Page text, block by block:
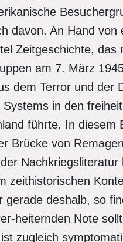
davon. An Hand von
Zeitgeschichte, das
am 7. März
dem Terror und der
in den
führte. In diesem
Brücke von
Nachkriegsliteratur
zeithistorischen
gerade deshalb, so
heiternden Note
zugleich